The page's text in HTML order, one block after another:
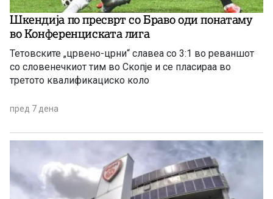
Шкендија по пресврт со Браво оди понатаму
во Конференциската лига
Тетовските „црвено-црни“ славеа со 3:1 во реваншот
со словенечкиот тим во Скопје и се пласираа во
третото квалификациско коло
пред 7 дена